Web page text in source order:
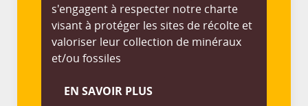
s'engagent à respecter notre charte
visant à protéger les sites de récolte et
valoriser leur collection de minéraux
et/ou fossiles
EN SAVOIR PLUS